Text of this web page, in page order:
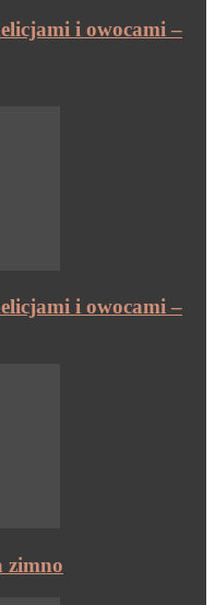
i owocami –
i owocami –
zimno